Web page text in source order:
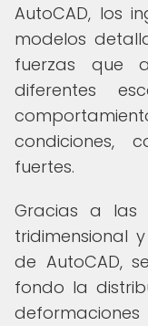
AutoCAD, los
modelos
fuerzas que
diferentes
condiciones,
fuertes.
Gracias a las
tridimensional
de AutoCAD,
fondo la